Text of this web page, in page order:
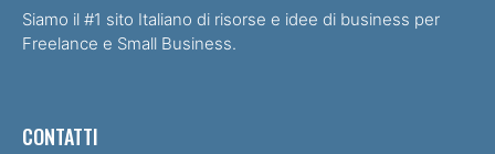
Siamo il #1 sito Italiano di risorse e idee di business per
Freelance e Small Business.
CONTATTI